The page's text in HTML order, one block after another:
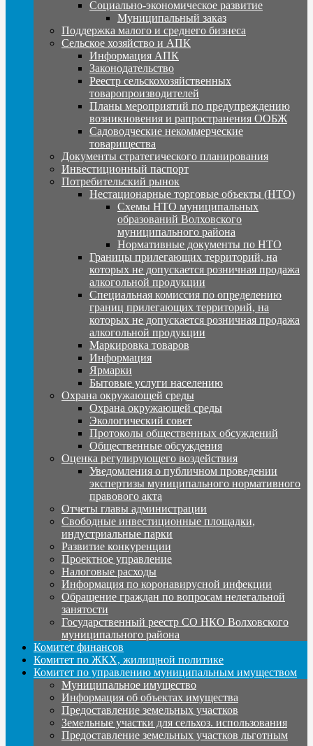
Социально-экономическое развитие
Муниципальный заказ
Поддержка малого и среднего бизнеса
Сельское хозяйство и АПК
Информация АПК
Законодательство
Реестр сельскохозяйственных
товаропроизводителей
Планы мероприятий по предупреждению
возникновения и рапространения ООБЖ
Садоводческие некоммерческие
товарищества
Документы стратегического планирования
Инвестиционный паспорт
Потребительский рынок
Нестационарные торговые объекты (НТО)
Схемы НТО муниципальных
образований Волховского
муниципального района
Нормативные документы по НТО
Границы прилегающих территорий, на
которых не допускается розничная продажа
алкогольной продукции
Специальная комиссия по определению
границ прилегающих территорий, на
которых не допускается розничная продажа
алкогольной продукции
Маркировка товаров
Информация
Ярмарки
Бытовые услуги населению
Охрана окружающей среды
Охрана окружающей среды
Экологический совет
Протоколы общественных обсуждений
Общественные обсуждения
Оценка регулирующего воздействия
Уведомления о публичном проведении
экспертизы муниципального нормативного
правового акта
Отчеты главы администрации
Свободные инвестиционные площадки,
индустриальные парки
Развитие конкуренции
Проектное управление
Налоговые расходы
Информация по коронавирусной инфекции
Обращение граждан по вопросам нелегальной
занятости
Государственный реестр СО НКО Волховского
муниципального района
Комитет финансов
Комитет по ЖКХ, жилищной политике
Комитет по управлению муниципальным имуществом
Муниципальное имущество
Информация об объектах имущества
Предоставление земельных участков
Земельные участки для сельхоз. использования
Предоставление земельных участков льготным